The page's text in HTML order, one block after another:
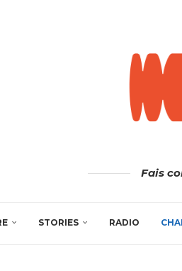
Fais
STORIES RADIO